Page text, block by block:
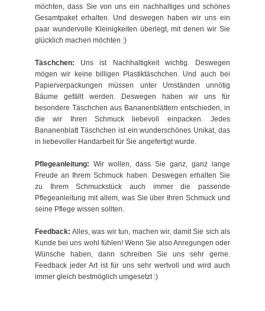
möchten, dass Sie von uns ein nachhaltiges und schönes
Gesamtpaket erhalten. Und deswegen haben wir uns ein
paar wundervolle Kleinigkeiten überlegt, mit denen wir Sie
glücklich machen möchten :)
Täschchen: Uns ist Nachhaltigkeit wichtig. Deswegen
mögen wir keine billigen Plastiktäschchen. Und auch bei
Papierverpackungen müssen unter Umständen unnötig
Bäume gefällt werden. Deswegen haben wir uns für
besondere Täschchen aus Bananenblättern entschieden, in
die wir Ihren Schmuck liebevoll einpacken. Jedes
Bananenblatt Täschchen ist ein wunderschönes Unikat, das
in liebevoller Handarbeit für Sie angefertigt wurde.
Pflegeanleitung: Wir wollen, dass Sie ganz, ganz lange
Freude an Ihrem Schmuck haben. Deswegen erhalten Sie
zu Ihrem Schmuckstück auch immer die passende
Pflegeanleitung mit allem, was Sie über Ihren Schmuck und
seine Pflege wissen sollten.
Feedback: Alles, was wir tun, machen wir, damit Sie sich als
Kunde bei uns wohl fühlen! Wenn Sie also Anregungen oder
Wünsche haben, dann schreiben Sie uns sehr gerne.
Feedback jeder Art ist für uns sehr wertvoll und wird auch
immer gleich bestmöglich umgesetzt :)